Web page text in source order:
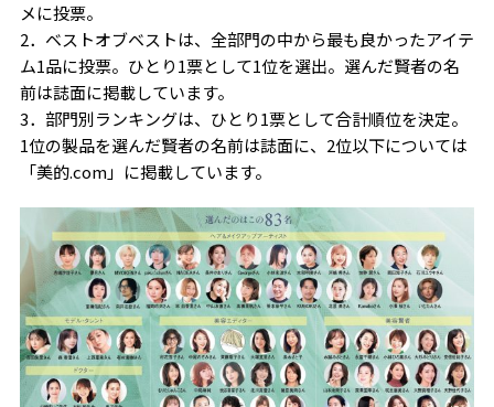
メに投票。
2．ベストオブベストは、全部門の中から最も良かったアイテ
ム1品に投票。ひとり1票として1位を選出。選んだ賢者の名
前は誌面に掲載しています。
3．部門別ランキングは、ひとり1票として合計順位を決定。
1位の製品を選んだ賢者の名前は誌面に、2位以下については
「美的.com」に掲載しています。